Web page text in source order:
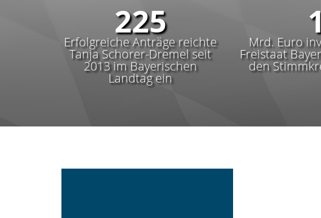
338
Erfolgreiche Anträge reichte
Tanja Schorer-Dremel seit
2013 im Bayerischen
Landtag ein
Mrd. Euro
Freistaat
den